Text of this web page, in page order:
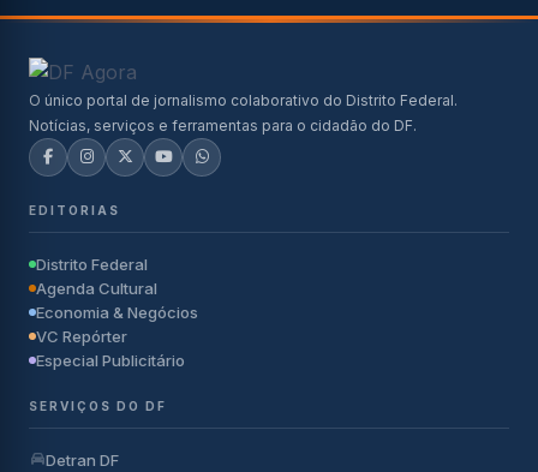
O único portal de jornalismo colaborativo do Distrito Federal.
Notícias, serviços e ferramentas para o cidadão do DF.
EDITORIAS
Distrito Federal
Agenda Cultural
Economia & Negócios
VC Repórter
Especial Publicitário
SERVIÇOS DO DF
Detran DF